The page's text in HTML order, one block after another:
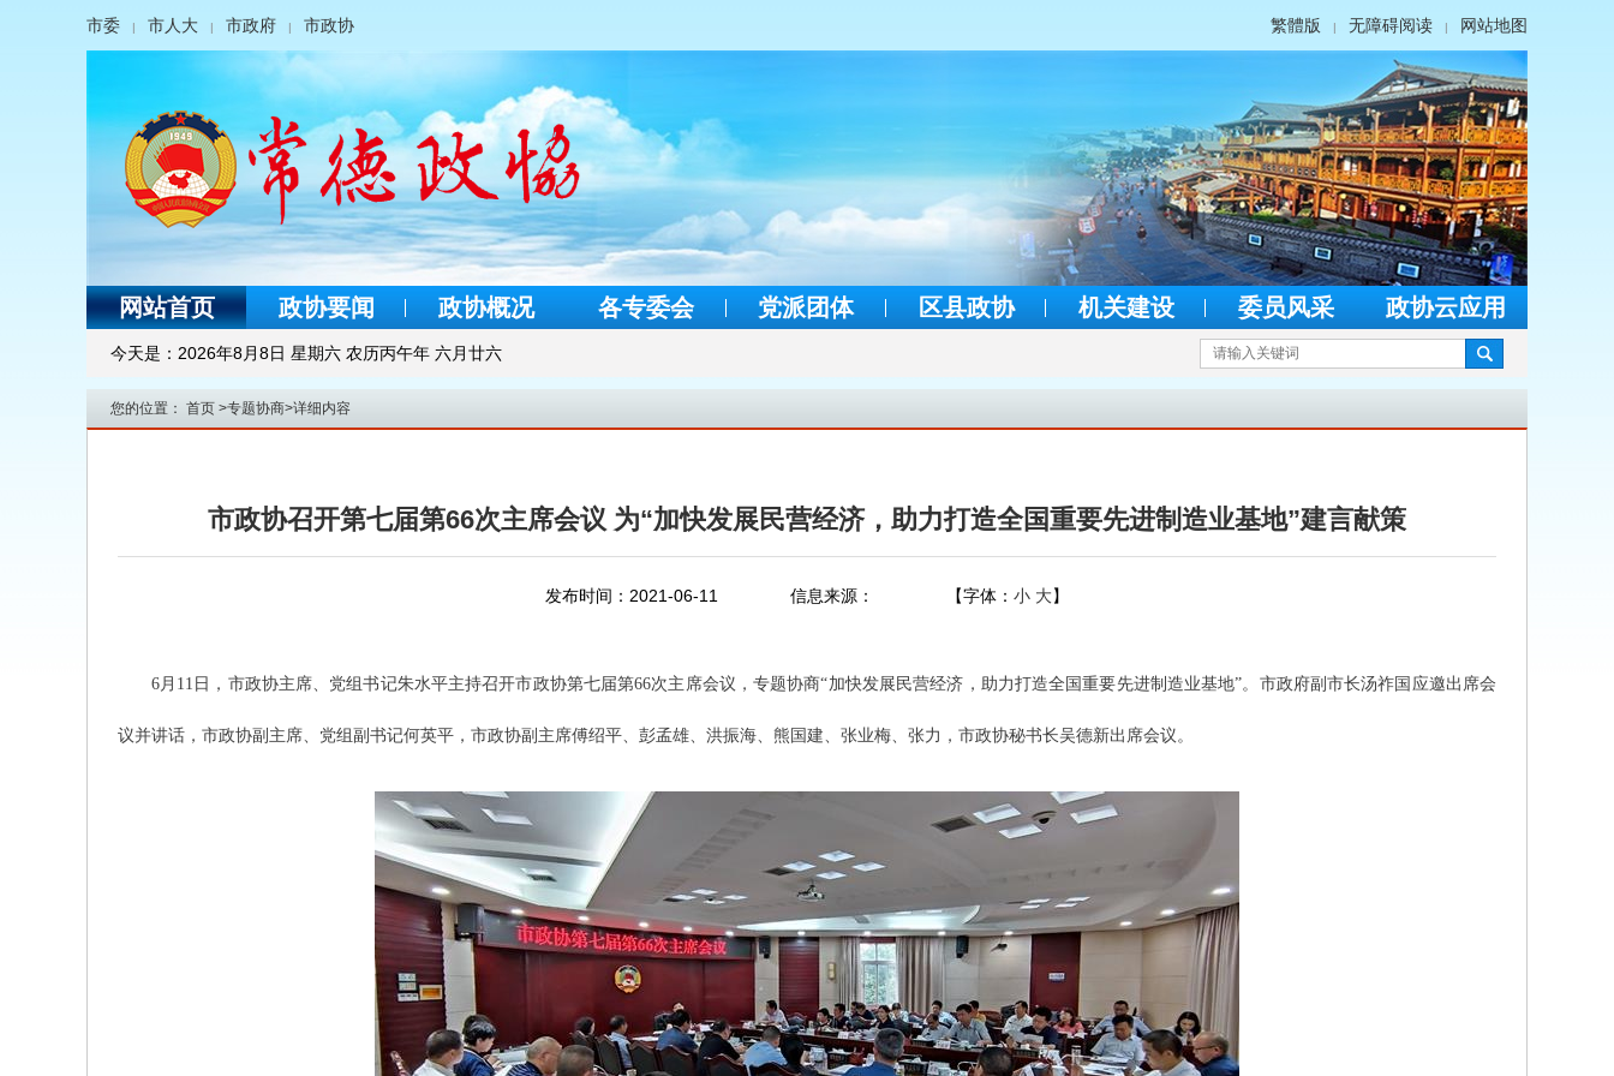
市委 | 市人大 | 市政府 | 市政协 繁體版 | 无障碍阅读 | 网站地图
网站首页 政协要闻 政协概况 各专委会 党派团体 区县政协 机关建设 委员风采 政协云应用
今天是： 2026年8月8日 星期六 农历丙午年 六月廿六
您的位置： 首页 >专题协商>详细内容
市政协召开第七届第66次主席会议 为“加快发展民营经济，助力打造全国重要先进制造业基地”建言献策
发布时间：2021-06-11 信息来源： 【字体： 小 大】
6月11日，市政协主席、党组书记朱水平主持召开市政协第七届第66次主席会议，专题协商“加快发展民营经济，助力打造全国重要先进制造业基地”。市政府副市长汤祚国应邀出席会
议并讲话，市政协副主席、党组副书记何英平，市政协副主席傅绍平、彭孟雄、洪振海、熊国建、张业梅、张力，市政协秘书长吴德新出席会议。